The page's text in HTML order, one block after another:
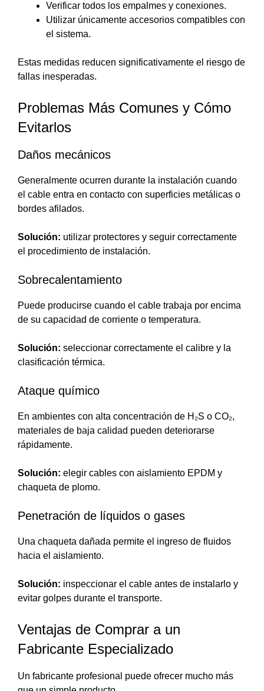
Verificar todos los empalmes y conexiones.
Utilizar únicamente accesorios compatibles con
el sistema.
Estas medidas reducen significativamente el riesgo de
fallas inesperadas.
Problemas Más Comunes y Cómo
Evitarlos
Daños mecánicos
Generalmente ocurren durante la instalación cuando
el cable entra en contacto con superficies metálicas o
bordes afilados.
Solución: utilizar protectores y seguir correctamente
el procedimiento de instalación.
Sobrecalentamiento
Puede producirse cuando el cable trabaja por encima
de su capacidad de corriente o temperatura.
Solución: seleccionar correctamente el calibre y la
clasificación térmica.
Ataque químico
En ambientes con alta concentración de H₂S o CO₂,
materiales de baja calidad pueden deteriorarse
rápidamente.
Solución: elegir cables con aislamiento EPDM y
chaqueta de plomo.
Penetración de líquidos o gases
Una chaqueta dañada permite el ingreso de fluidos
hacia el aislamiento.
Solución: inspeccionar el cable antes de instalarlo y
evitar golpes durante el transporte.
Ventajas de Comprar a un
Fabricante Especializado
Un fabricante profesional puede ofrecer mucho más